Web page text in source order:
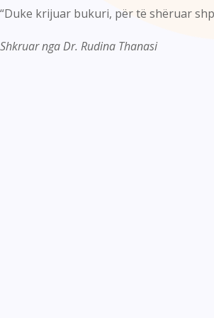
“Duke krijuar bukuri, për të shëruar
Shkruar nga Dr. Rudina Thanasi